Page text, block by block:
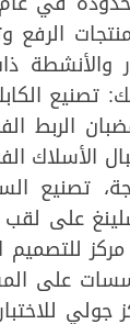
منتجات
ذلك: تصنيع
الربط
الأسلاك
تصنيع
على
على
جولي